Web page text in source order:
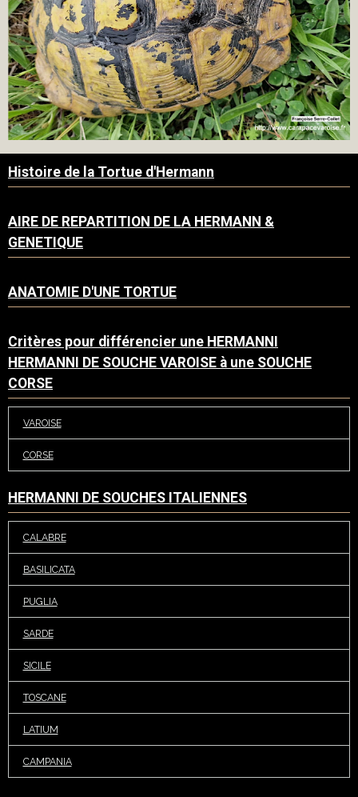
Histoire de la Tortue d'Hermann
AIRE DE REPARTITION DE LA HERMANN &
GENETIQUE
ANATOMIE D'UNE TORTUE
Critères pour différencier une HERMANNI
HERMANNI DE SOUCHE VAROISE à une SOUCHE
CORSE
VAROISE
CORSE
HERMANNI DE SOUCHES ITALIENNES
CALABRE
BASILICATA
PUGLIA
SARDE
SICILE
TOSCANE
LATIUM
CAMPANIA